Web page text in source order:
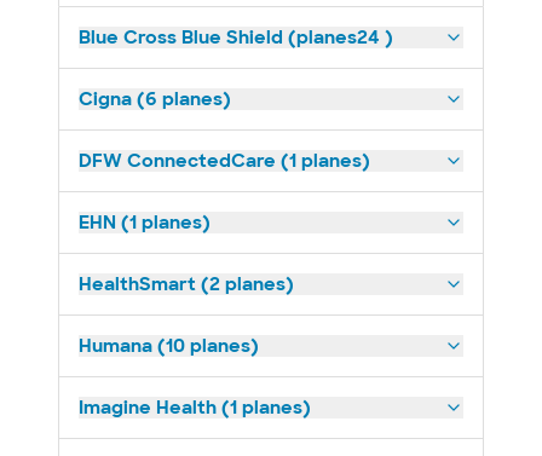
Blue Cross Blue Shield (planes24 )
Cigna (6 planes)
DFW ConnectedCare (1 planes)
EHN (1 planes)
HealthSmart (2 planes)
Humana (10 planes)
Imagine Health (1 planes)